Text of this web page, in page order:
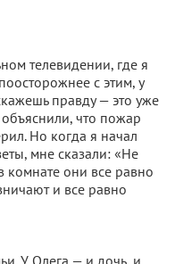
телевидении, где я
с этим, у
правду — это уже
что пожар
Но когда я начал
мне сказали: «Не
комнате они все равно
и все равно
У Олега — и дочь, и